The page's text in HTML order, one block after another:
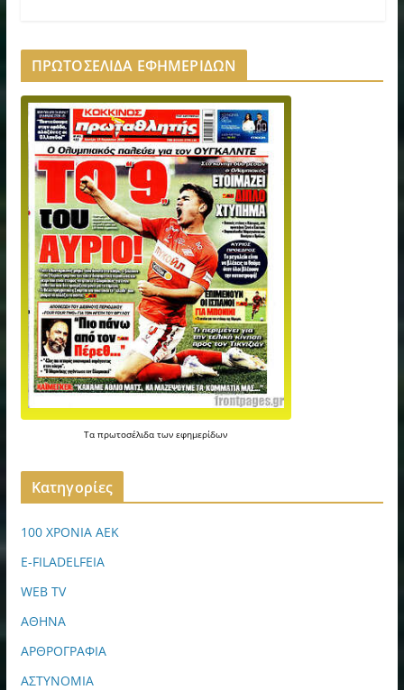
ΠΡΩΤΟΣΕΛΙΔΑ ΕΦΗΜΕΡΙΔΩΝ
Ταπρωτοσέλιδατωνεφημερίδων
Kατηγορίες
100 ΧΡΟΝΙΑ ΑΕΚ
E-FILADELFEIA
WEB TV
ΑΘΗΝΑ
ΑΡΘΡΟΓΡΑΦΙΑ
ΑΣΤΥΝΟΜΙΑ